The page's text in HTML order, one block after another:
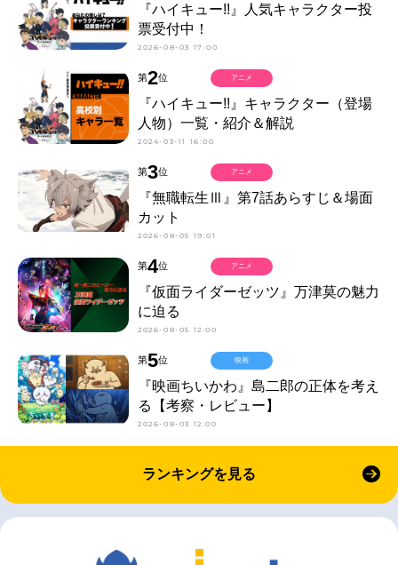
『ハイキュー!!』人気キャラクター投
票受付中！
2026-08-03 17:00
第2位
『ハイキュー!!』キャラクター（登場
人物）一覧・紹介＆解説
2024-03-11 16:00
アニメ
第3位
『無職転生Ⅲ』第7話あらすじ＆場面
カット
2026-08-05 19:01
アニメ
第4位
『仮面ライダーゼッツ』万津莫の魅力
に迫る
2026-08-05 12:00
アニメ
第5位
『映画ちいかわ』島二郎の正体を考え
る【考察・レビュー】
2026-08-03 12:00
映画
ランキングを見る